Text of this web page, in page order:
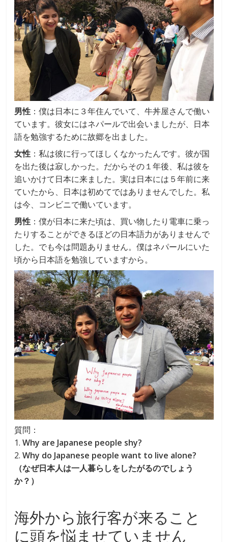
男性 ：僕は日本に３年住んでいて、牛丼屋さんで働い
ています。彼女にはネパールで出会いましたが、日本
語を勉強するために故郷を出ました。
女性 ：私は彼に行ってほしくなかったんです。彼が国
を出た後は寂しかった。だからその１年後、私は彼を
追いかけて日本に来ました。実は日本には５年前に来
ていたから、日本は初めてではありませんでした。私
は今、コンビニで働いています。
男性 ：僕が日本に来た頃は、買い物したり電車に乗っ
たりすることができるほどの日本語力がありませんで
した。でも今は問題ありません。僕はネパールにいた
頃から日本語を勉強していますから。
質問：
1.Why are Japanese people shy?
2.Why do Japanese people want to live alone?
（なぜ日本人は一人暮らしをしたがるのでしょう
か？）
海外から旅行客が来ること
に頭を悩ませていません